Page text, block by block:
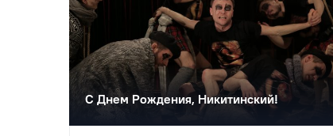
С Днем Рождения, Никитинский!